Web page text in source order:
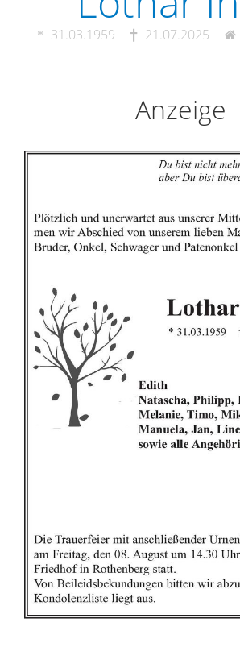
31.03.1959 21.07.2025
Anzeige